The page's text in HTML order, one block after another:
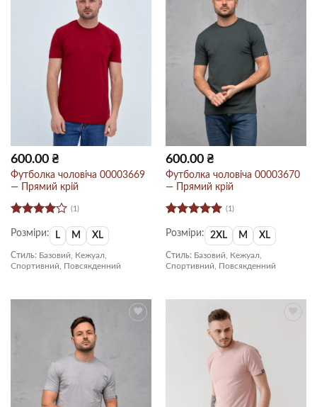
600.00 ₴
Футболка чоловіча 00003669
— Прямий крій
в4з 5
(1)
Розміри: L M XL
Стиль: Базовий, Кежуал,
Спортивний, Повсякденний
600.00 ₴
Футболка чоловіча 00003670
— Прямий крій
Оцінено в
5з 5
(1)
Розміри: 2XL M XL
Стиль: Базовий, Кежуал,
Спортивний, Повсякденний